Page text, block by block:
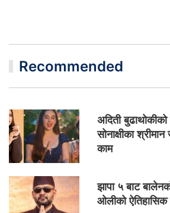
Recommended
अदिती
सोनाक्षीका
काम
झापा ५ बाट
ओलीको ऐतिहासिक